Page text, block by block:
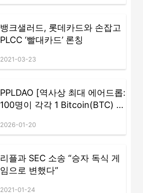
뱅크샐러드, 롯데카드와 손잡고
PLCC ‘빨대카드’ 론칭
2021-03-23
PPLDAO [역사상 최대 에어드롭:
100명이 각각 1 Bitcoin(BTC) 획
GameFi
2026-01-20
리플과 SEC 소송 “승자 독식 게
임으로 변했다”
2021-01-24